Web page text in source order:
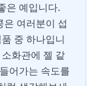
은 예입니다.
여러분이 섭
중 하나입니
화관에 젤 같
어가는 속도를